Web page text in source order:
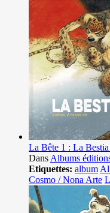
La Bête 1 : La Bestia
Dans Albums
Etiquettes: album
Cosmo / Nona Arte